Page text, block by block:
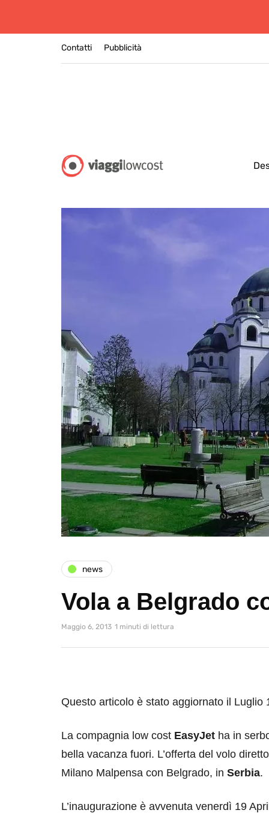
Contatti Pubblicità
news
Vola a Belgrado
Maggio 6, 2013 1 minuti di lettura
Questo articolo è stato aggiornato il Luglio
La compagnia low cost EasyJet ha in
bella vacanza fuori. L’offerta del volo
Milano Malpensa con Belgrado, in Serbia.
L’inaugurazione è avvenuta venerdì 19